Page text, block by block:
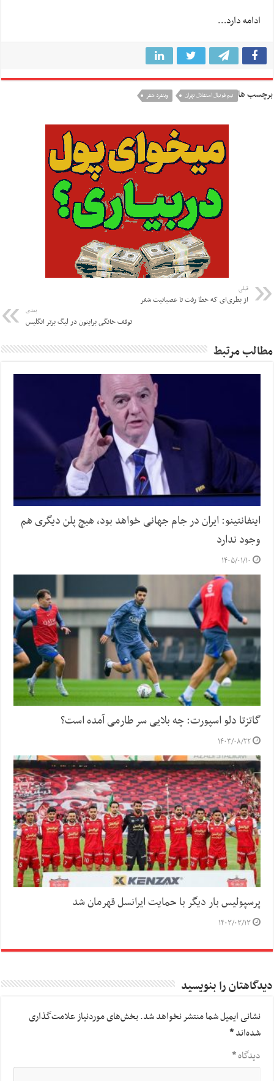
ادامه دارد…
برچسب ها تيم فوتبال استقلال تهران وینفرد شفر
قبلی
از بطری‌ای که خطا رفت تا عصبانیت شفر
بعدی
توقف خانگی برایتون در لیگ برتر انگلیس
مطالب مرتبط
اینفانتینو: ایران در جام جهانی خواهد بود، هیچ پلن دیگری هم
وجود ندارد
۱۴۰۵/۰۱/۱۰
گاتزتا دلو اسپورت: چه بلایی سر طارمی آمده است؟
۱۴۰۳/۰۸/۲۲
پرسپولیس بار دیگر با حمایت ایرانسل قهرمان شد
۱۴۰۳/۰۳/۱۳
دیدگاهتان را بنویسید
نشانی ایمیل شما منتشر نخواهد شد.بخش‌های موردنیاز علامت‌گذاری
شده‌اند*
دیدگاه*